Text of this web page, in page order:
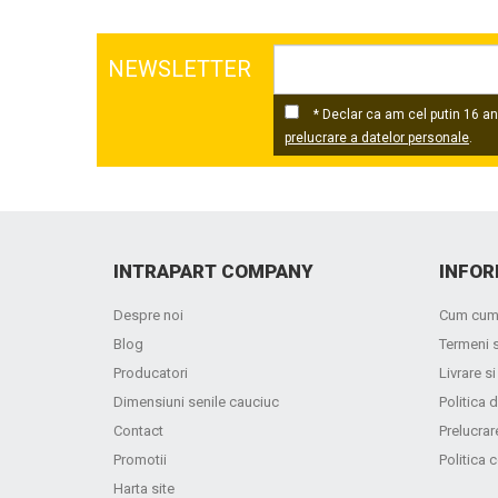
NEWSLETTER
* Declar ca am cel putin 16
prelucrare a datelor personale.
INTRAPART COMPANY
Despre noi
Blog
Producatori
Dimensiuni senile cauciuc
Contact
Promotii
Harta site
Cum
Termeni
Livrare
Politica
Politica